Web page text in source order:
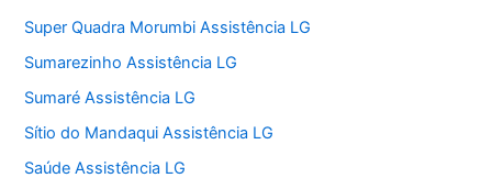
Super Quadra Morumbi Assistência LG
Sumarezinho Assistência LG
Sumaré Assistência LG
Sítio do Mandaqui Assistência LG
Saúde Assistência LG